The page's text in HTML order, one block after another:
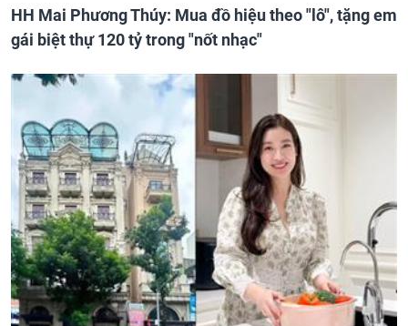
HH Mai Phương Thúy: Mua đồ hiệu theo "lô", tặng em
gái biệt thự 120 tỷ trong "nốt nhạc"